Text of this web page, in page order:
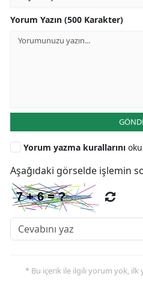
Yorum Yazın (500 Karakter)
Yorum yazma kurallarını
Aşağıdaki görselde işlemin
* Bu içerik ile ilgili yorum yok, ilk